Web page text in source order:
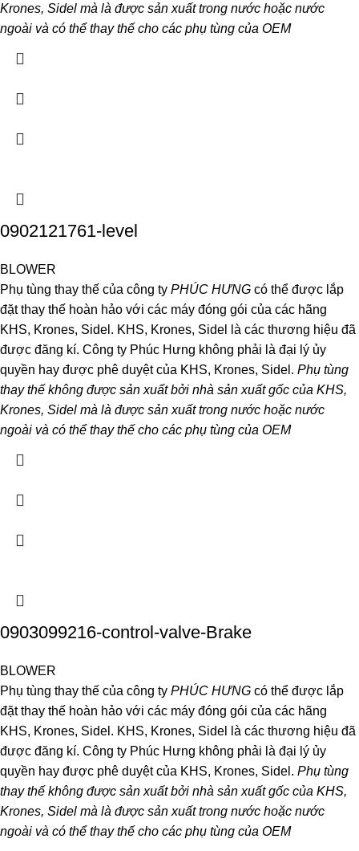
Krones, Sidel mà là được sản xuất trong nước hoặc nước
ngoài và có thể thay thế cho các phụ tùng của OEM
0902121761-level
BLOWER
Phụ tùng thay thế của công ty PHÚC HƯNG có thể được lắp
đặt thay thế hoàn hảo với các máy đóng gói của các hãng
KHS, Krones, Sidel. KHS, Krones, Sidel là các thương hiệu đã
được đăng kí. Công ty Phúc Hưng không phải là đại lý ủy
quyền hay được phê duyệt của KHS, Krones, Sidel. Phụ tùng
thay thế không được sản xuất bởi nhà sản xuất gốc của KHS,
Krones, Sidel mà là được sản xuất trong nước hoặc nước
ngoài và có thể thay thế cho các phụ tùng của OEM
0903099216-control-valve-Brake
BLOWER
Phụ tùng thay thế của công ty PHÚC HƯNG có thể được lắp
đặt thay thế hoàn hảo với các máy đóng gói của các hãng
KHS, Krones, Sidel. KHS, Krones, Sidel là các thương hiệu đã
được đăng kí. Công ty Phúc Hưng không phải là đại lý ủy
quyền hay được phê duyệt của KHS, Krones, Sidel. Phụ tùng
thay thế không được sản xuất bởi nhà sản xuất gốc của KHS,
Krones, Sidel mà là được sản xuất trong nước hoặc nước
ngoài và có thể thay thế cho các phụ tùng của OEM